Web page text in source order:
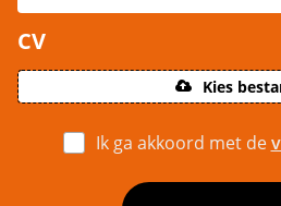
CV
Kies
Ik ga akkoord met de